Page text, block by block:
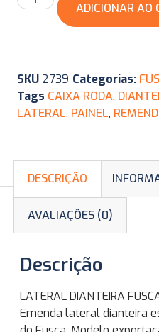
ADICIONAR AO
SKU 2739 Categorias:
Tags CAIXA RODA,
LATERAL, PAINEL,
DESCRIÇÃO
AVALIAÇÕES (0)
Descrição
LATERAL DIANTEIRA
Emenda lateral dianteira